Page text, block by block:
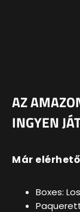
AZ
INGYEN
Már
Boxes: